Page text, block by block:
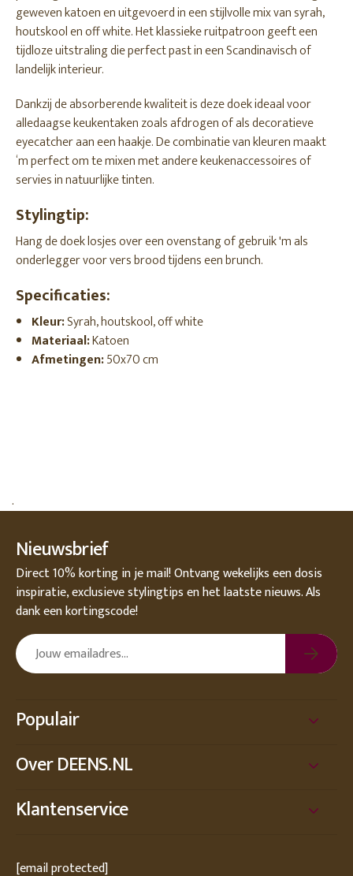
geweven katoen en uitgevoerd in een stijlvolle mix van syrah,
houtskool en off white. Het klassieke ruitpatroon geeft een
tijdloze uitstraling die perfect past in een Scandinavisch of
landelijk interieur.
Dankzij de absorberende kwaliteit is deze doek ideaal voor
alledaagse keukentaken zoals afdrogen of als decoratieve
eyecatcher aan een haakje. De combinatie van kleuren maakt
‘m perfect om te mixen met andere keukenaccessoires of
servies in natuurlijke tinten.
Stylingtip:
Hang de doek losjes over een ovenstang of gebruik 'm als
onderlegger voor vers brood tijdens een brunch.
Specificaties:
Kleur:Syrah, houtskool, off white
Materiaal:Katoen
Afmetingen:50x70 cm
.
Nieuwsbrief
Direct 10% korting in je mail! Ontvang wekelijks een dosis
inspiratie, exclusieve stylingtips en het laatste nieuws. Als
dank een kortingscode!
Populair
Over DEENS.NL
Klantenservice
[email protected]